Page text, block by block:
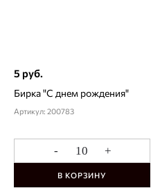
5 руб.
Бирка "С днем рождения"
Артикул: 200783
- +
В КОРЗИНУ